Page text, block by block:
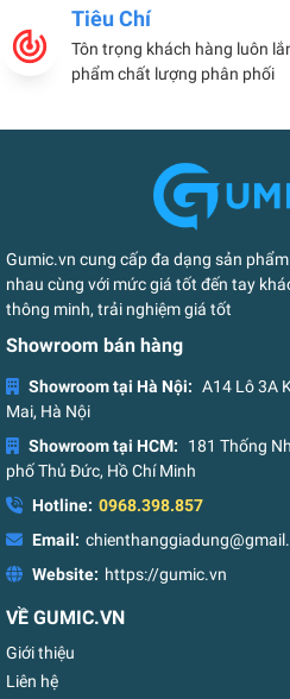
Tiêu Chí
Tôn trọng khách hàng luôn
phẩm chất lượng phân phối
Gumic.vn cung cấp đa dạng sản
nhau cùng với mức giá tốt đến tay
thông minh, trải nghiệm giá tốt
Showroom bán hàng
Showroom tại Hà Nội: A14 Lô 3A
Mai, Hà Nội
Showroom tại HCM:
181 Thống
phố Thủ Đức, Hồ Chí Minh
Hotline: 0968.398.857
Email:
Website: https://gumic.vn
VỀ GUMIC.VN
Giới thiệu
Liên hệ